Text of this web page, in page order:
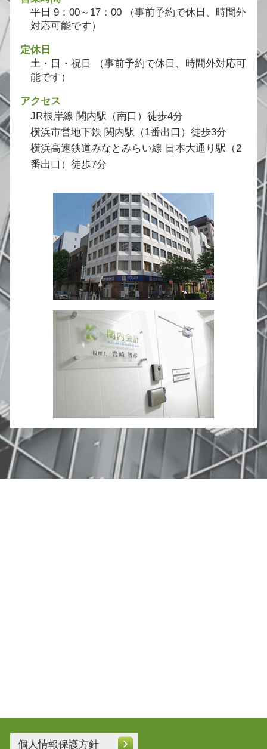
平日 9：00～17：00 （事前予約で休日、時間外
対応可能です）
定休日
土・日・祝日 （事前予約で休日、時間外対応可
能です）
アクセス
JR根岸線 関内駅（南口）徒歩4分
横浜市営地下鉄 関内駅（1番出口）徒歩3分
横浜高速鉄道みなとみらい線 日本大通り駅（2
番出口）徒歩7分
個人情報保護方針